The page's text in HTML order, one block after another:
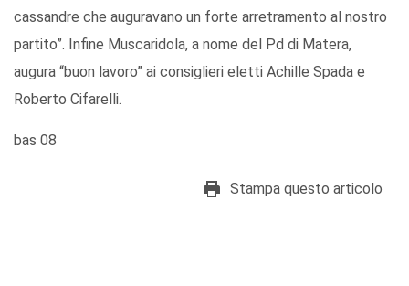
cassandre che auguravano un forte arretramento al nostro
partito”. Infine Muscaridola, a nome del Pd di Matera,
augura “buon lavoro” ai consiglieri eletti Achille Spada e
Roberto Cifarelli.
bas 08
Stampa questo articolo